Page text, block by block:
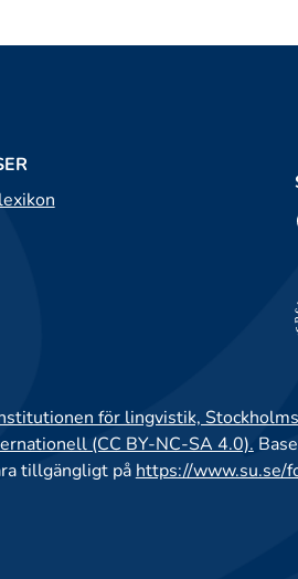
för lingvistik,
(CC BY-NC-SA 4.0).
tillgängligt på https://www.su.se/